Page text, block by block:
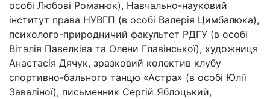
особі Любові Романюк), Навчально-науковий
інститут права НУВГП (в особі Валерія Цимбалюка),
психолого-природничий факультет РДГУ (в особі
Віталія Павелківа та Олени Главінської), художниця
Анастасія Дячук, зразковий колектив клубу
спортивно-бального танцю «Астра» (в особі Юлії
Заваліної), письменник Сергій Яблоцький,